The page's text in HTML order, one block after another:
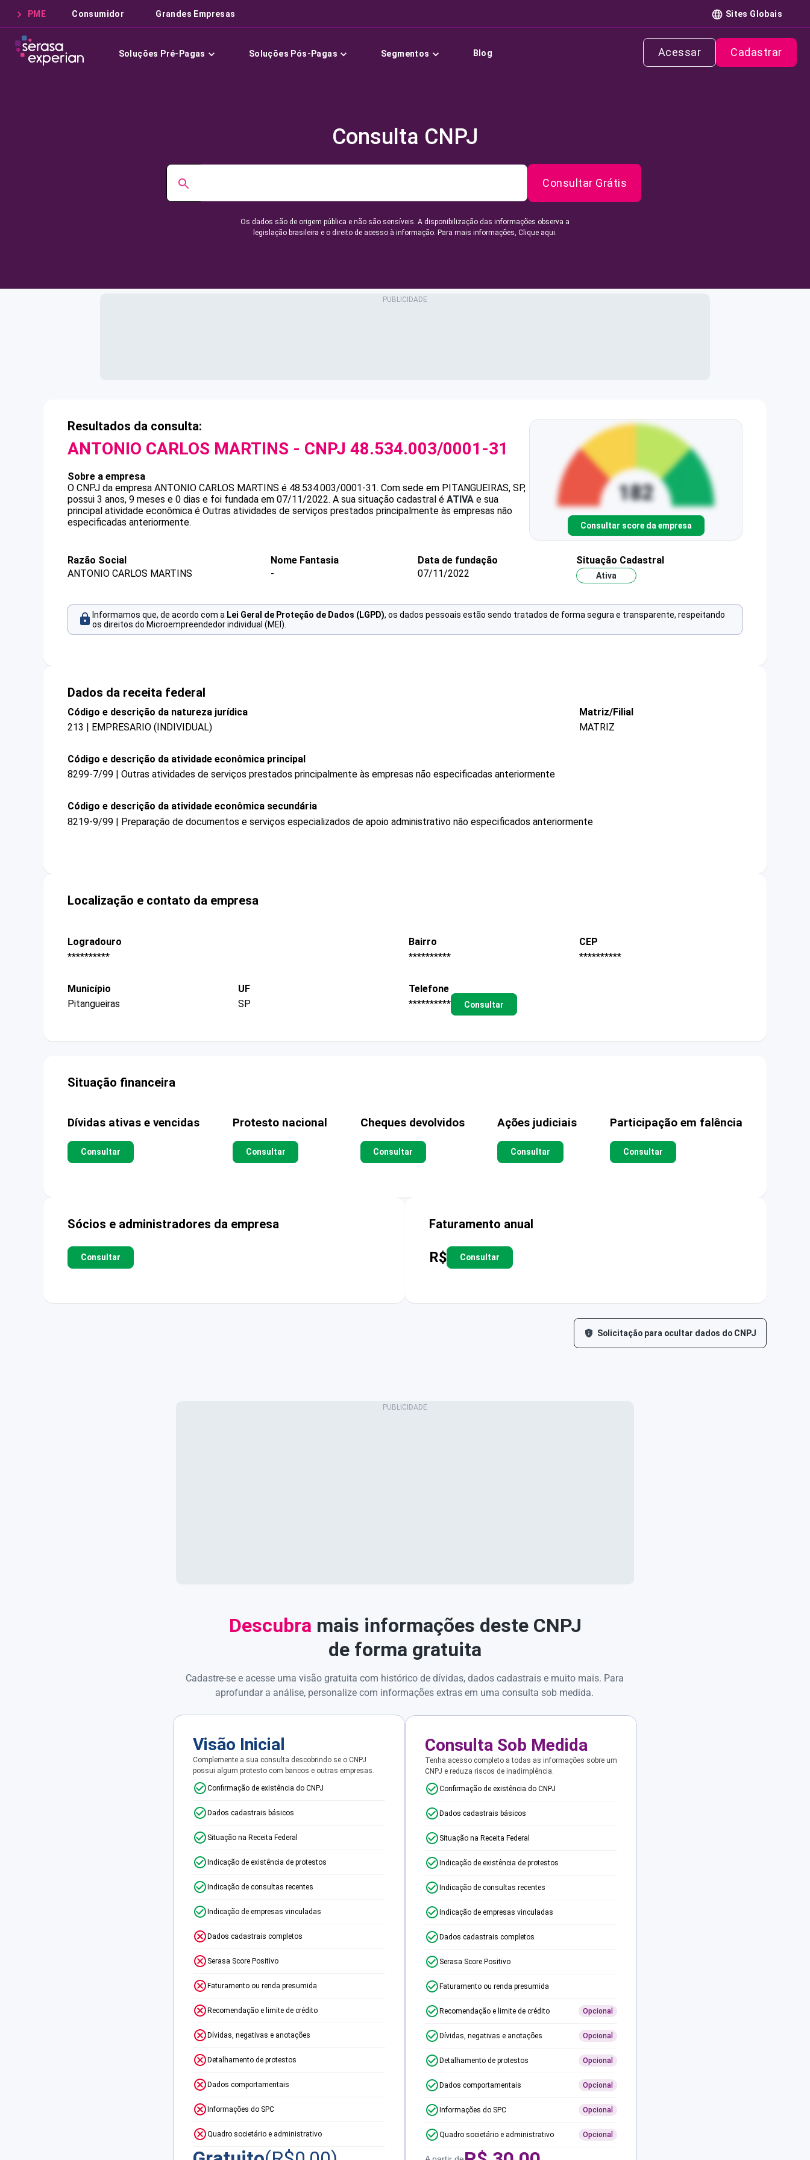
PME Consumidor Grandes Empresas Sites Globais
Soluções Pré-Pagas Soluções Pós-Pagas Segmentos Blog Acessar Cadastrar
Consulta CNPJ
Consultar Grátis
Os dados são de origem pública e não são sensíveis. A disponibilização das informações observa a
legislação brasileira e o direito de acesso à informação. Para mais informações, Clique aqui.
Resultados da consulta:
ANTONIO CARLOS MARTINS - CNPJ 48.534.003/0001-31
Sobre a empresa
O CNPJ da empresa ANTONIO CARLOS MARTINS é 48.534.003/0001-31. Com sede em PITANGUEIRAS, SP,
possui 3 anos, 9 meses e 0 dias e foi fundada em 07/11/2022. A sua situação cadastral é ATIVA e sua
principal atividade econômica é Outras atividades de serviços prestados principalmente às empresas não
especificadas anteriormente.
Consultar score da empresa
Razão Social
ANTONIO CARLOS MARTINS
Nome Fantasia
-
Data de fundação
07/11/2022
Situação Cadastral
Ativa
Informamos que, de acordo com a Lei Geral de Proteção de Dados (LGPD), os dados pessoais estão sendo tratados de forma segura e transparente, respeitando
os direitos do Microempreendedor individual (MEI).
Dados da receita federal
Código e descrição da natureza jurídica
213 | EMPRESARIO (INDIVIDUAL)
Matriz/Filial
MATRIZ
Código e descrição da atividade econômica principal
8299-7/99 | Outras atividades de serviços prestados principalmente às empresas não especificadas anteriormente
Código e descrição da atividade econômica secundária
8219-9/99 | Preparação de documentos e serviços especializados de apoio administrativo não especificados anteriormente
Localização e contato da empresa
Logradouro
**********
Bairro
**********
CEP
**********
Município
Pitangueiras
UF
SP
Telefone
**********
Consultar
Situação financeira
Dívidas ativas e vencidas
Consultar
Protesto nacional
Consultar
Cheques devolvidos
Consultar
Ações judiciais
Consultar
Participação em falência
Consultar
Sócios e administradores da empresa
Consultar
Faturamento anual
R$ Consultar
Solicitação para ocultar dados do CNPJ
Descubra mais informações deste CNPJ
de forma gratuita
Cadastre-se e acesse uma visão gratuita com histórico de dívidas, dados cadastrais e muito mais. Para
aprofundar a análise, personalize com informações extras em uma consulta sob medida.
Visão Inicial
Complemente a sua consulta descobrindo se o CNPJ
possui algum protesto com bancos e outras empresas.
Confirmação de existência do CNPJ
Dados cadastrais básicos
Situação na Receita Federal
Indicação de existência de protestos
Indicação de consultas recentes
Indicação de empresas vinculadas
Dados cadastrais completos
Serasa Score Positivo
Faturamento ou renda presumida
Recomendação e limite de crédito
Dívidas, negativas e anotações
Detalhamento de protestos
Dados comportamentais
Informações do SPC
Quadro societário e administrativo
Consulta Sob Medida
Tenha acesso completo a todas as informações sobre um
CNPJ e reduza riscos de inadimplência.
Confirmação de existência do CNPJ
Dados cadastrais básicos
Situação na Receita Federal
Indicação de existência de protestos
Indicação de consultas recentes
Indicação de empresas vinculadas
Dados cadastrais completos
Serasa Score Positivo
Faturamento ou renda presumida
Recomendação e limite de crédito Opcional
Dívidas, negativas e anotações Opcional
Detalhamento de protestos Opcional
Dados comportamentais Opcional
Informações do SPC Opcional
Quadro societário e administrativo Opcional